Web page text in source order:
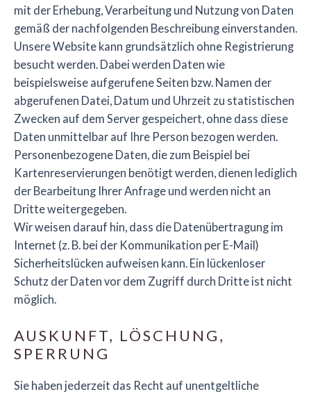
mit der Erhebung, Verarbeitung und Nutzung von Daten
gemäß der nachfolgenden Beschreibung einverstanden.
Unsere Website kann grundsätzlich ohne Registrierung
besucht werden. Dabei werden Daten wie
beispielsweise aufgerufene Seiten bzw. Namen der
abgerufenen Datei, Datum und Uhrzeit zu statistischen
Zwecken auf dem Server gespeichert, ohne dass diese
Daten unmittelbar auf Ihre Person bezogen werden.
Personenbezogene Daten, die zum Beispiel bei
Kartenreservierungen benötigt werden, dienen lediglich
der Bearbeitung Ihrer Anfrage und werden nicht an
Dritte weitergegeben.
Wir weisen darauf hin, dass die Datenübertragung im
Internet (z. B. bei der Kommunikation per E-Mail)
Sicherheitslücken aufweisen kann. Ein lückenloser
Schutz der Daten vor dem Zugriff durch Dritte ist nicht
möglich.
AUSKUNFT, LÖSCHUNG,
SPERRUNG
Sie haben jederzeit das Recht auf unentgeltliche